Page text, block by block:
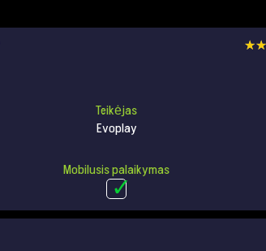
Teikėjas
Evoplay
Mobilusis palaikymas